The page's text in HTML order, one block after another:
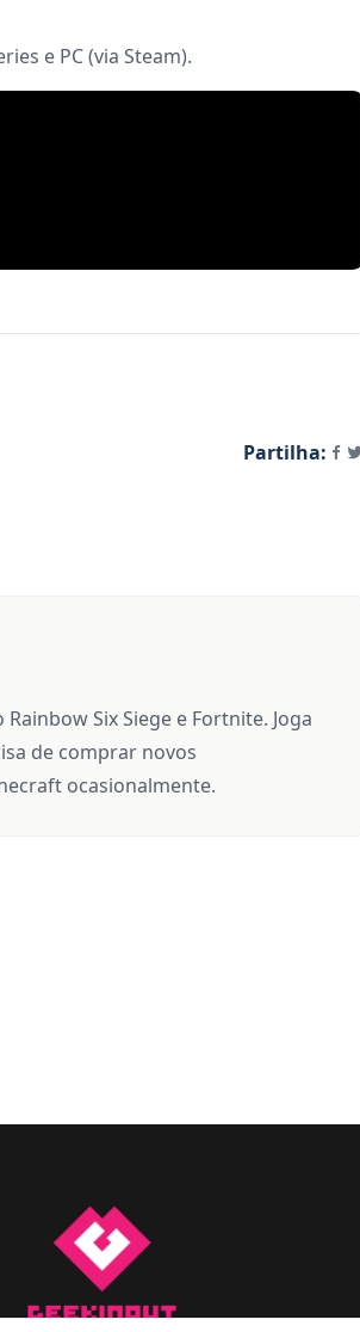
e PC (via Steam).
Partilha:
Six Siege e Fortnite. Joga
de comprar novos
ocasionalmente.